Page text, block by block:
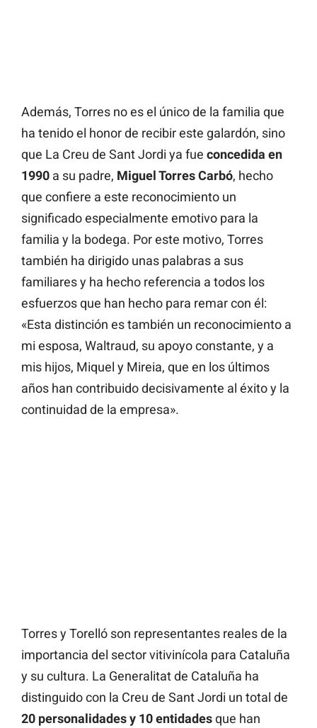
Además, Torres no es el único de la familia que
ha tenido el honor de recibir este galardón, sino
que La Creu de Sant Jordi ya fue concedida en
1990 a su padre, Miguel Torres Carbó, hecho
que confiere a este reconocimiento un
significado especialmente emotivo para la
familia y la bodega. Por este motivo, Torres
también ha dirigido unas palabras a sus
familiares y ha hecho referencia a todos los
esfuerzos que han hecho para remar con él:
«Esta distinción es también un reconocimiento a
mi esposa, Waltraud, su apoyo constante, y a
mis hijos, Miquel y Mireia, que en los últimos
años han contribuido decisivamente al éxito y la
continuidad de la empresa».
Torres y Torelló son representantes reales de la
importancia del sector vitivinícola para Cataluña
y su cultura. La Generalitat de Cataluña ha
distinguido con la Creu de Sant Jordi un total de
20 personalidades y 10 entidadesque han